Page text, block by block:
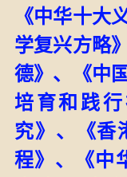
《中华十大
学复兴方略》
德》、《中
培育和践
究》、
《
程》、《中